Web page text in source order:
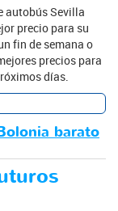
autobús Sevilla
precio para su
fin de semana o
precios para
días.
barato